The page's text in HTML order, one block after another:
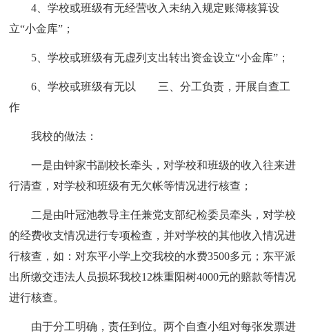
4、学校或班级有无经营收入未纳入规定账簿核算设
立“小金库”；
5、学校或班级有无虚列支出转出资金设立“小金库”；
6、学校或班级有无以 三、分工负责，开展自查工
作
我校的做法：
一是由钟家书副校长牵头，对学校和班级的收入往来进
行清查，对学校和班级有无欠帐等情况进行核查；
二是由叶冠池教导主任兼党支部纪检委员牵头，对学校
的经费收支情况进行专项检查，并对学校的其他收入情况进
行核查，如：对东平小学上交我校的水费3500多元；东平派
出所缴交违法人员损坏我校12株重阳树4000元的赔款等情况
进行核查。
由于分工明确，责任到位。两个自查小组对每张发票进